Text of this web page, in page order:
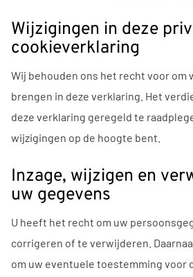
Wijzigingen in deze
cookieverklaring
Wij behouden ons het recht voor om
brengen in deze verklaring. Het
deze verklaring geregeld te
wijzigingen op de hoogte bent.
Inzage, wijzigen en
uw gegevens
U heeft het recht om uw
corrigeren of te verwijderen.
om uw eventuele toestemming voor